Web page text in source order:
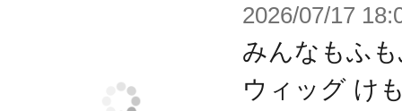
セーラー服の白いラインを塗装済み
るだけでイメージに近い仕上がりに
2026/07/17
みんなもふ
ウィッグ け